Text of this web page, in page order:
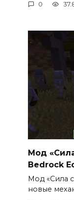
0
Мод
Bedrock
Мод «Сила
новые